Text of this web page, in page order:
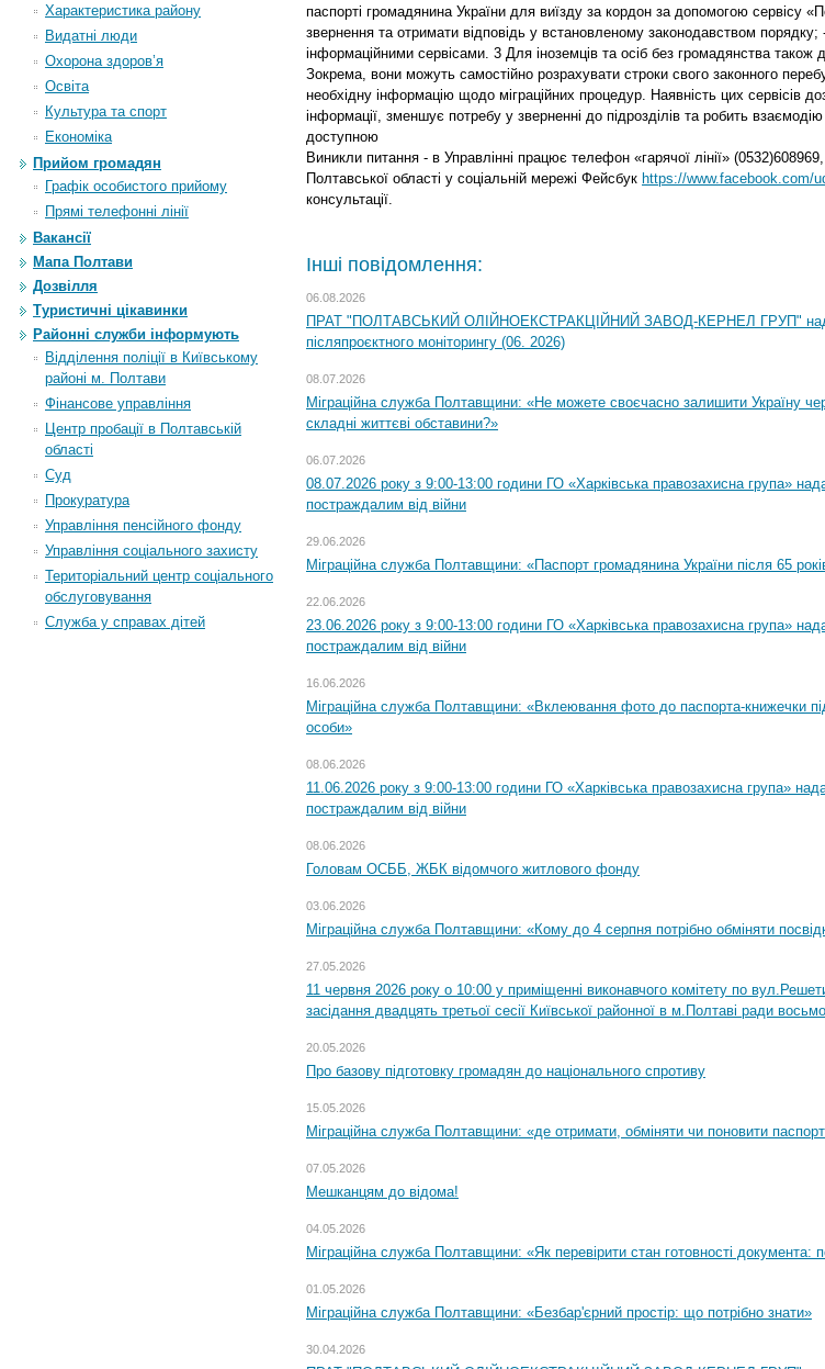
Характеристика району
Видатні люди
Охорона здоров’я
Освіта
Культура та спорт
Економіка
Прийом громадян
Графік особистого прийому
Прямі телефонні лінії
Вакансії
Мапа Полтави
Дозвілля
Туристичні цікавинки
Районні служби інформують
Відділення поліції в Київському
районі м. Полтави
Фінансове управління
Центр пробації в Полтавській
області
Суд
Прокуратура
Управління пенсійного фонду
Управління соціального захисту
Територіальний центр соціального
обслуговування
Служба у справах дітей
паспорті громадянина України для виїзду за кордон за допомогою сервісу
звернення та отримати відповідь у встановленому законодавством
інформаційними сервісами. 3 Для іноземців та осіб без громадянства також
Зокрема, вони можуть самостійно розрахувати строки свого законного
необхідну інформацію щодо міграційних процедур. Наявність цих сервісів
інформації, зменшує потребу у зверненні до підрозділів та робить
доступною
Виникли питання - в Управлінні працює телефон «гарячої лінії»
Полтавської області у соціальній мережі Фейсбук https://www.facebook.com/
консультації.
Інші повідомлення:
06.08.2026
ПРАТ "ПОЛТАВСЬКИЙ ОЛІЙНОЕКСТРАКЦІЙНИЙ ЗАВОД-КЕРНЕЛ ГРУП"
післяпроєктного моніторингу (06. 2026)
08.07.2026
Міграційна служба Полтавщини: «Не можете своєчасно залишити Україну
складні життєві обставини?»
06.07.2026
08.07.2026 року з 9:00-13:00 години ГО «Харківська правозахисна група»
постраждалим від війни
29.06.2026
Міграційна служба Полтавщини: «Паспорт громадянина України після 65
22.06.2026
23.06.2026 року з 9:00-13:00 години ГО «Харківська правозахисна група»
постраждалим від війни
16.06.2026
Міграційна служба Полтавщини: «Вклеювання фото до паспорта-книжечки
особи»
08.06.2026
11.06.2026 року з 9:00-13:00 години ГО «Харківська правозахисна група»
постраждалим від війни
08.06.2026
Головам ОСББ, ЖБК відомчого житлового фонду
03.06.2026
Міграційна служба Полтавщини: «Кому до 4 серпня потрібно обміняти
27.05.2026
11 червня 2026 року о 10:00 у приміщенні виконавчого комітету по
засідання двадцять третьої сесії Київської районної в м.Полтаві ради
20.05.2026
Про базову підготовку громадян до національного спротиву
15.05.2026
Міграційна служба Полтавщини: «де отримати, обміняти чи поновити
07.05.2026
Мешканцям до відома!
04.05.2026
Міграційна служба Полтавщини: «Як перевірити стан готовності документа:
01.05.2026
Міграційна служба Полтавщини: «Безбар'єрний простір: що потрібно знати»
30.04.2026